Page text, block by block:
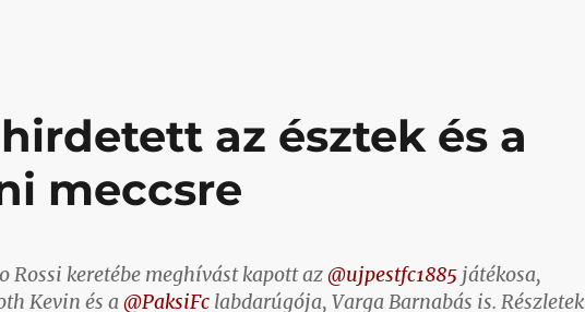
az észtek és a
meccsre
Rossi keretébe meghívást kapott az@ujpestfc1885játékosa,
Kevin és a @PaksiFclabdarúgója, Varga Barnabás is. Részletek